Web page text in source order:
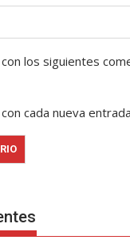
con los siguientes
cada nueva